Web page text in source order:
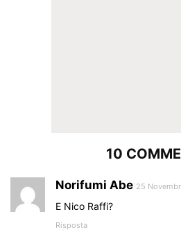
10
Norifumi Abe 25
E Nico Raffi?
Risposta